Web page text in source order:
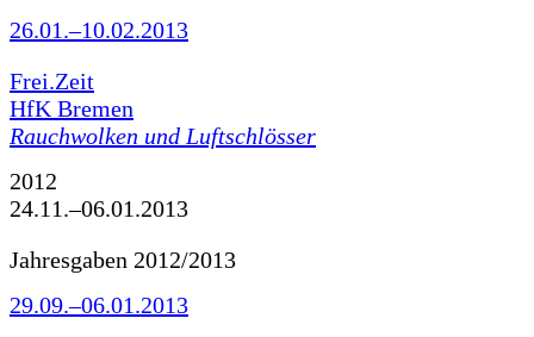
26.01.–10.02.2013
Frei.Zeit
HfK Bremen
Rauchwolken und Luftschlösser
2012
24.11.–06.01.2013
Jahresgaben 2012/2013
29.09.–06.01.2013